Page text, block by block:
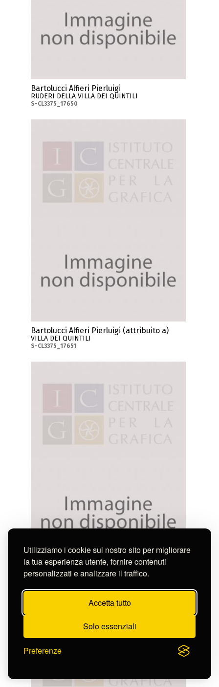
Utilizziamo i cookie sul nostro sito per migliorare
la tua esperienza utente, fornire contenuti
personalizzati e analizzare il traffico.
Accetta tutto
Solo essenziali
Preferenze
Bartolucci Alfieri Pierluigi
RUDERI DELLA VILLA DEI QUINTILI
S-CL3375_17650
Bartolucci Alfieri Pierluigi (attribuito a)
VILLA DEI QUINTILI
S-CL3375_17651
Bartolucci Alfieri Pierluigi
S-CL3375_17652